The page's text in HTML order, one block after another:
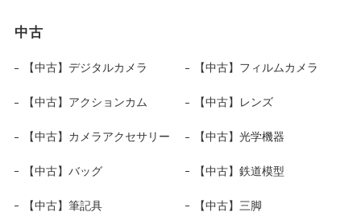
中古
【中古】デジタルカメラ 【中古】フィルムカメラ
【中古】アクションカム 【中古】レンズ
【中古】カメラアクセサリー 【中古】光学機器
【中古】バッグ 【中古】鉄道模型
【中古】筆記具 【中古】三脚